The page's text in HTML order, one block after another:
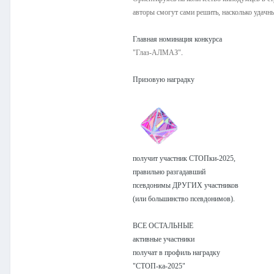
авторы смогут сами решить, насколько
Главная номинация конкурса
"Глаз-АЛМАЗ".
Призовую наградку
получит участник СТОПки-2025,
правильно разгадавший
псевдонимы ДРУГИХ участников
(или большинство псевдонимов).
ВСЕ ОСТАЛЬНЫЕ
активные участники
получат в профиль наградку
"СТОП-ка-2025"